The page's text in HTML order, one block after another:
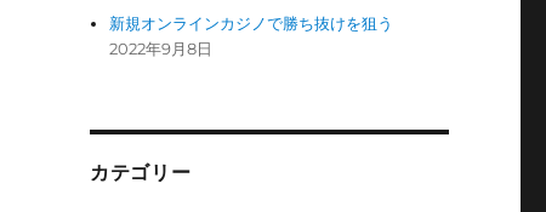
新規オンラインカジノで勝ち抜けを狙う
2022年9月8日
カテゴリー